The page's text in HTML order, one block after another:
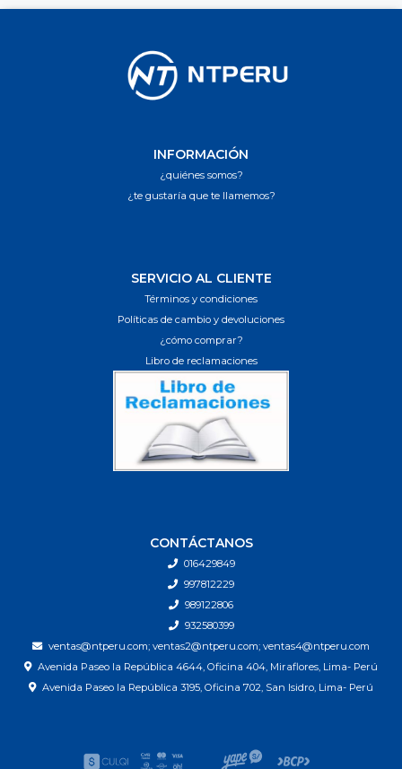
INFORMACIÓN
¿quiénes somos?
¿te gustaría que te llamemos?
SERVICIO AL CLIENTE
Términos y condiciones
Políticas de cambio y devoluciones
¿cómo comprar?
Libro de reclamaciones
CONTÁCTANOS
016429849
997812229
989122806
932580399
ventas@ntperu.com; ventas2@ntperu.com; ventas4@ntperu.com
Avenida Paseo la República 4644, Oficina 404, Miraflores, Lima- Perú
Avenida Paseo la República 3195, Oficina 702, San Isidro, Lima- Perú